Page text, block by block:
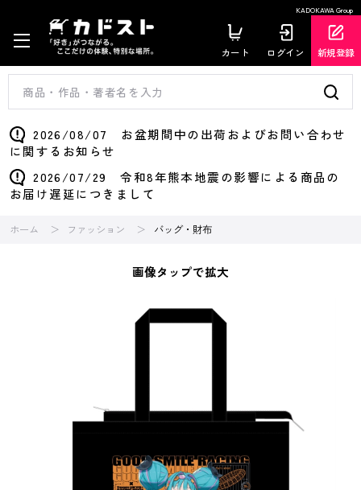
KADOKAWA Group
カート ログイン 新規登録
2026/08/07 お盆期間中の出荷およびお問い合わせ
に関するお知らせ
2026/07/29 令和8年熊本地震の影響による商品の
お届け遅延につきまして
ホーム ファッション バッグ・財布
画像タップで拡大